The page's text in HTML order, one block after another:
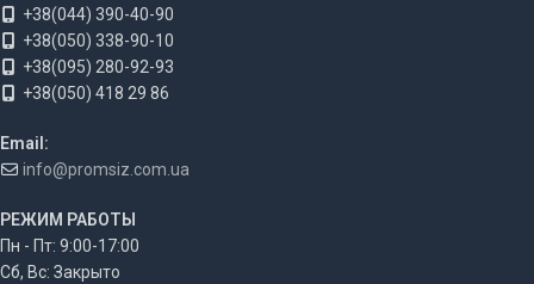
+38(044) 390-40-90
+38(050) 338-90-10
+38(095) 280-92-93
+38(050) 418 29 86
Email:
info@promsiz.com.ua
РЕЖИМ РАБОТЫ
Пн - Пт: 9:00-17:00
Сб, Вс: Закрыто